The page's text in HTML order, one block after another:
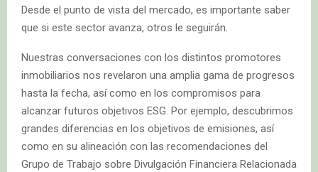
Desde el punto de vista del mercado, es importante saber
que si este sector avanza, otros le seguirán.
Nuestras conversaciones con los distintos promotores
inmobiliarios nos revelaron una amplia gama de progresos
hasta la fecha, así como en los compromisos para
alcanzar futuros objetivos ESG. Por ejemplo, descubrimos
grandes diferencias en los objetivos de emisiones, así
como en su alineación con las recomendaciones del
Grupo de Trabajo sobre Divulgación Financiera Relacionada